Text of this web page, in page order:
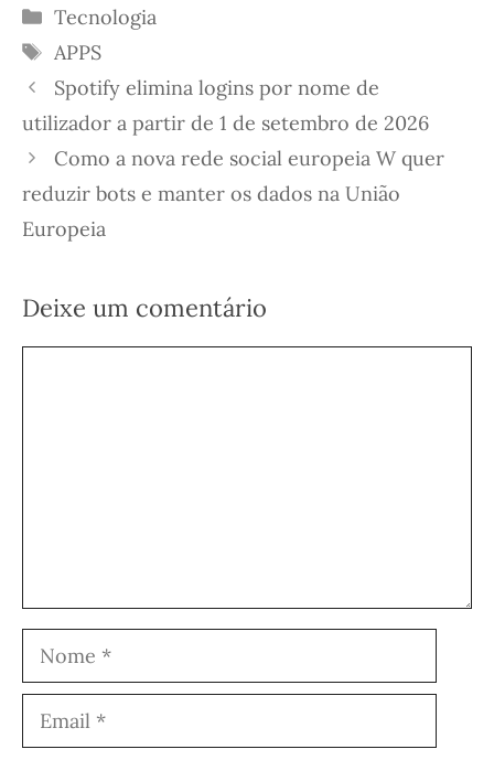
Categorias
Tecnologia
Etiquetas
APPS
Spotify elimina logins por nome de
utilizador a partir de 1 de setembro de 2026
Como a nova rede social europeia W quer
reduzir bots e manter os dados na União
Europeia
Deixe um comentário
Nome
Email